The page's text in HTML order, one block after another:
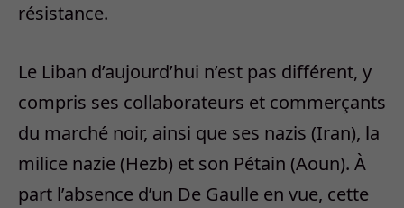
résistance.
Le Liban d’aujourd’hui n’est pas différent, y
compris ses collaborateurs et commerçants
du marché noir, ainsi que ses nazis (Iran), la
milice nazie (Hezb) et son Pétain (Aoun). À
part l’absence d’un De Gaulle en vue, cette